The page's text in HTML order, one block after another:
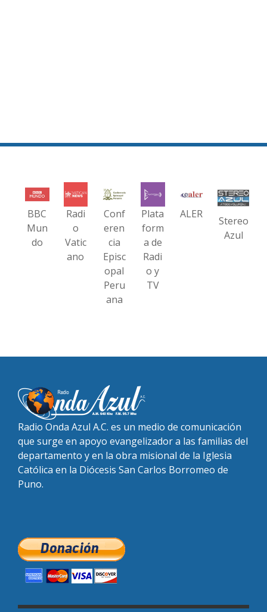
BBC
Mun
do
Radi
o
Vatic
ano
Conf
eren
cia
Episc
opal
Peru
ana
Plata
form
a de
Radi
o y
TV
ALER
Stereo
Azul
Radio Onda Azul A.C. es un medio de comunicación
que surge en apoyo evangelizador a las familias del
departamento y en la obra misional de la Iglesia
Católica en la Diócesis San Carlos Borromeo de
Puno.